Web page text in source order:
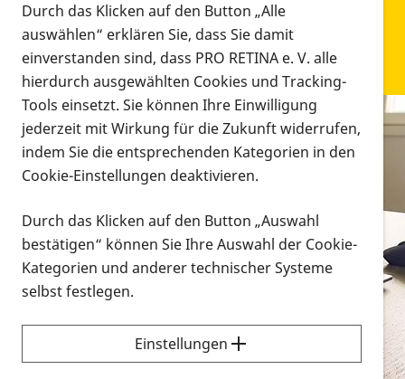
Infomaterial
Infomaterial
Vorlesen
Alle Infomaterialien in verschiedenen
Formaten an einem Ort
Sie möchten wissen, wie Sie nach Infonmaterial
suchen und dieses bestellen bzw. herunterladen
können? Schauen Sie sich dieErklärvideos zum
Durch das Klicken auf den Button „Alle
auswählen“ erklären Sie, dass Sie damit
einverstanden sind, dass PRO RETINA e. V. alle
hierdurch ausgewählten Cookies und Tracking-
Tools einsetzt. Sie können Ihre Einwilligung
jederzeit mit Wirkung für die Zukunft widerrufen,
indem Sie die entsprechenden Kategorien in den
Cookie-Einstellungen deaktivieren.
Durch das Klicken auf den Button „Auswahl
bestätigen“ können Sie Ihre Auswahl der Cookie-
Kategorien und anderer technischer Systeme
selbst festlegen.
Einstellungen